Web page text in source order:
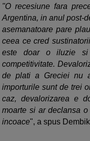
"O recesiune fara
Argentina, in anul post-
asemanatoare pare
ceea ce cred
este doar o iluzie
competitivitate.
de plati a Greciei nu
importurile sunt de trei
caz, devalorizarea e
moarte si ar declansa
incoace", a spus